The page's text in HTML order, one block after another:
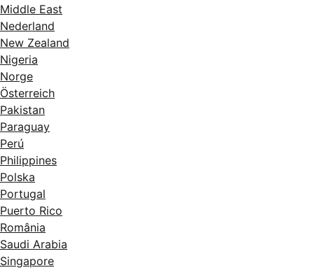
Middle East
Nederland
New Zealand
Nigeria
Norge
Österreich
Pakistan
Paraguay
Perú
Philippines
Polska
Portugal
Puerto Rico
România
Saudi Arabia
Singapore